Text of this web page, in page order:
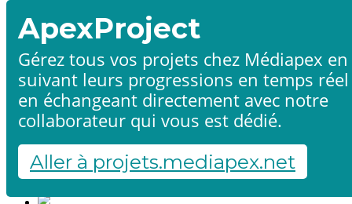
Accueil
Produits & services
Références
Contact
Démarrer un projet
Fr
ApexProject
Gérez tous vos projets chez Médiapex en
suivant leurs progressions en temps
en échangeant directement avec notre
collaborateur qui vous est dédié.
Aller à projets.mediapex.net